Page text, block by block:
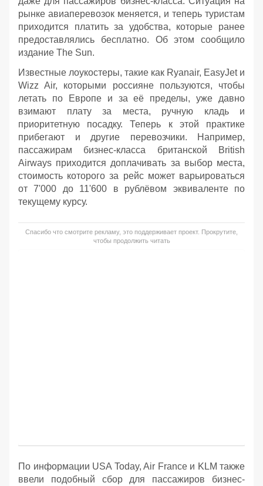
рынке авиаперевозок меняется, и теперь туристам
приходится платить за удобства, которые ранее
предоставлялись бесплатно. Об этом сообщило
издание The Sun.
Известные лоукостеры, такие как Ryanair, EasyJet и
Wizz Air, которыми россияне пользуются, чтобы
летать по Европе и за её пределы, уже давно
взимают плату за места, ручную кладь и
приоритетную посадку. Теперь к этой практике
прибегают и другие перевозчики. Например,
пассажирам бизнес-класса британской British
Airways приходится доплачивать за выбор места,
стоимость которого за рейс может варьироваться
от 7'000 до 11'600 в рублёвом эквиваленте по
текущему курсу.
Спасибо что смотрите рекламу, это поддерживает проект. Прокрутите,
чтобы продолжить читать
По информации USA Today, Air France и KLM также
ввели подобный сбор для пассажиров бизнес-